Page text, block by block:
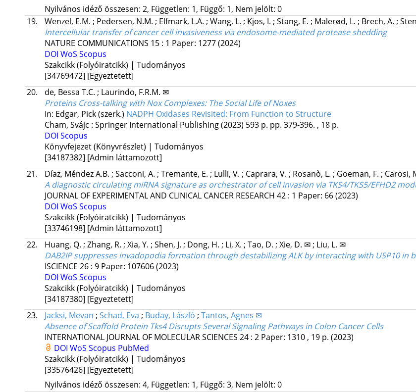
Nyilvános idéző összesen: 2, Független: 1, Függő: 1, Nem jelölt: 0
19.
Wenzel, E.M. ; Pedersen, N.M. ; Elfmark, L.A. ; Wang, L. ; Kjos, I. ; Stang, E. ; Malerød, L. ; Brech, A. ;
Intercellular transfer of cancer cell invasiveness via endosome-mediated protease shedding
NATURE COMMUNICATIONS 15: 1 Paper: 1277(2024)
DOI WoS Scopus
Szakcikk (Folyóiratcikk) | Tudományos
[34769472] [Egyeztetett]
20.
de, Bessa T.C. ; Laurindo, F.R.M. ✉
Proteins Cross-talking with Nox Complexes: The Social Life of Noxes
In: Edgar, Pick (szerk.) NADPH Oxidases Revisited: From Function to Structure
Cham, Svájc : Springer International Publishing(2023) 593 p. pp. 379-396. , 18 p.
DOI Scopus
Könyvfejezet (Könyvrészlet) | Tudományos
[34187382] [Admin láttamozott]
21.
Díaz, Méndez A.B. ; Sacconi, A. ; Tremante, E. ; Lulli, V. ; Caprara, V. ; Rosanò, L. ; Goeman, F. ; Carosi,
A diagnostic circulating miRNA signature as orchestrator of cell invasion via TKS4/TKS5/EFHD2
JOURNAL OF EXPERIMENTAL AND CLINICAL CANCER RESEARCH 42: 1 Paper: 66(2023)
DOI WoS Scopus
Szakcikk (Folyóiratcikk) | Tudományos
[33746198] [Admin láttamozott]
22.
Huang, Q. ; Zhang, R. ; Xia, Y. ; Shen, J. ; Dong, H. ; Li, X. ; Tao, D. ; Xie, D. ✉ ; Liu, L. ✉
DAB2IP suppresses invadopodia formation through destabilizing ALK by interacting with USP10 in
ISCIENCE 26: 9 Paper: 107606(2023)
DOI WoS Scopus
Szakcikk (Folyóiratcikk) | Tudományos
[34187380] [Egyeztetett]
23.
Jacksi, Mevan ; Schad, Eva ; Buday, László ; Tantos, Agnes ✉
Absence of Scaffold Protein Tks4 Disrupts Several Signaling Pathways in Colon Cancer Cells
INTERNATIONAL JOURNAL OF MOLECULAR SCIENCES 24: 2 Paper: 1310 , 19 p. (2023)
DOI WoS Scopus PubMed
Szakcikk (Folyóiratcikk) | Tudományos
[33576426] [Egyeztetett]
Nyilvános idéző összesen: 4, Független: 1, Függő: 3, Nem jelölt: 0